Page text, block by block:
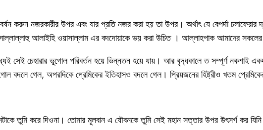
নজরকারীর উপর এবং যার প্রতি নজর করা হয় তা উপর। অর্থাৎ যে বেপর্দা চলাফেরার
আলাইহি ওয়াসাল্লাম এর বদদোয়াকে ভয় করা উচিত । আল্লাহপাক আমাদের
সেই চেহারার ভূগোল পরিবর্তন হয়ে ভিন্নতন হয়ে যায়। আর বৃদ্ধকালে ত সম্পূর্ণ নকশাই
গেল, অপরদিকে প্রেমিকের ইতিহাসও বদলে গেল। প্রিয়জনের হিষ্ট্রীও খতম প্রেমিকের
তুমি করে দিওনা। তোমার মূলবান এ যৌবনকে তুমি সেই মহান সত্তার উপর উৎসর্গ কর